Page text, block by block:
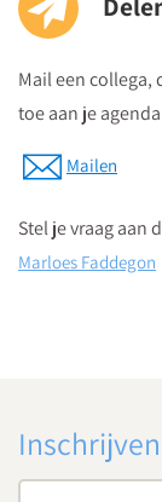
Mail een collega,
toe aan je
Mailen
Stel je vraag aan
Marloes Faddegon
Inschrijven